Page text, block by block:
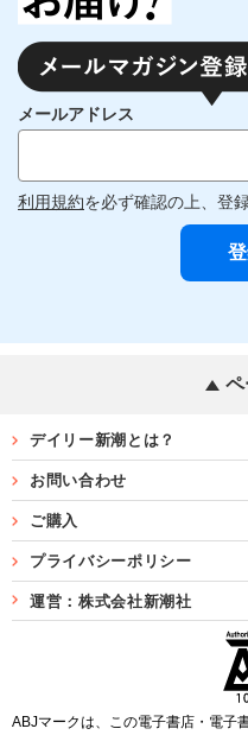
メールアドレス
利用規約を必ず確認の上、登
デイリー新潮とは？
お問い合わせ
ご購入
プライバシーポリシー
運営：株式会社新潮社
ABJマークは、この電子書店・電子